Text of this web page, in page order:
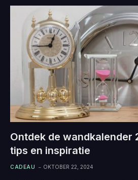
Ontdek de wandkalender
tips en inspiratie
CADEAU OKTOBER 22, 2024